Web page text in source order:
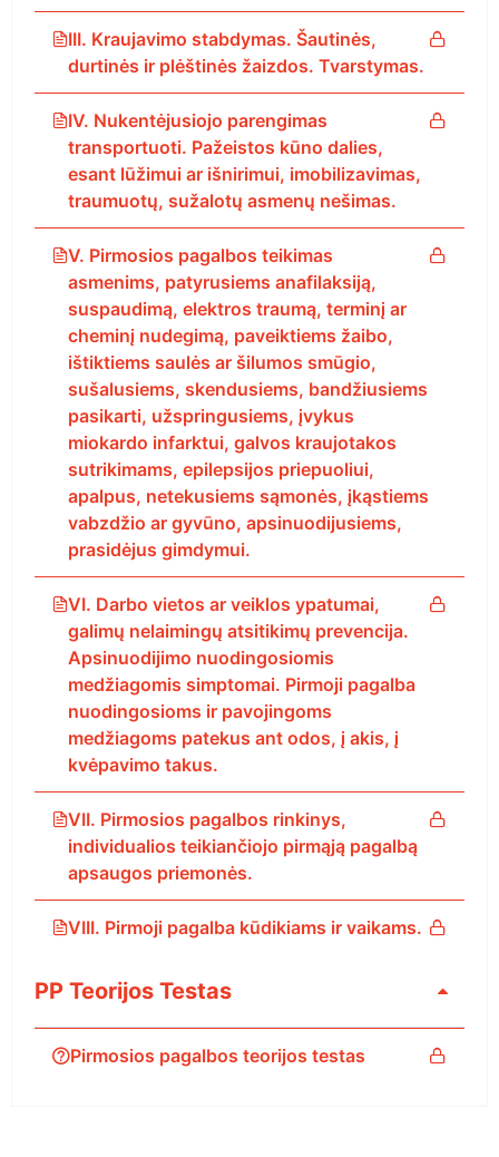
III. Kraujavimo stabdymas. Šautinės,
durtinės ir plėštinės žaizdos. Tvarstymas.
IV. Nukentėjusiojo parengimas
transportuoti. Pažeistos kūno dalies,
esant lūžimui ar išnirimui, imobilizavimas,
traumuotų, sužalotų asmenų nešimas.
V. Pirmosios pagalbos teikimas
asmenims, patyrusiems anafilaksiją,
suspaudimą, elektros traumą, terminį ar
cheminį nudegimą, paveiktiems žaibo,
ištiktiems saulės ar šilumos smūgio,
sušalusiems, skendusiems, bandžiusiems
pasikarti, užspringusiems, įvykus
miokardo infarktui, galvos kraujotakos
sutrikimams, epilepsijos priepuoliui,
apalpus, netekusiems sąmonės, įkąstiems
vabzdžio ar gyvūno, apsinuodijusiems,
prasidėjus gimdymui.
VI. Darbo vietos ar veiklos ypatumai,
galimų nelaimingų atsitikimų prevencija.
Apsinuodijimo nuodingosiomis
medžiagomis simptomai. Pirmoji pagalba
nuodingosioms ir pavojingoms
medžiagoms patekus ant odos, į akis, į
kvėpavimo takus.
VII. Pirmosios pagalbos rinkinys,
individualios teikiančiojo pirmąją pagalbą
apsaugos priemonės.
VIII. Pirmoji pagalba kūdikiams ir vaikams.
PP Teorijos Testas
Pirmosios pagalbos teorijos testas